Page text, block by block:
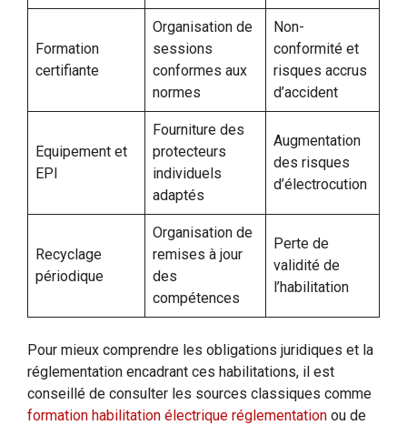
Formation
certifiante
Organisation de
sessions
conformes aux
normes
Non-
conformité et
risques accrus
d’accident
Equipement et
EPI
Fourniture des
protecteurs
individuels
adaptés
Augmentation
des risques
d’électrocution
Recyclage
périodique
Organisation de
remises à jour
des
compétences
Perte de
validité de
l’habilitation
Pour mieux comprendre les obligations juridiques et la
réglementation encadrant ces habilitations, il est
conseillé de consulter les sources classiques comme
formation habilitation électrique réglementation ou de